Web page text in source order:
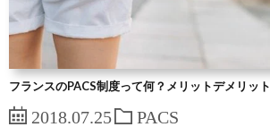
フランスのPACS制度って何？メリットデメリット
2018.07.25 PACS